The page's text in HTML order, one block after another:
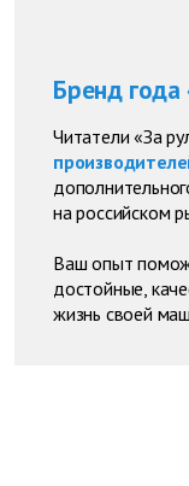
Бренд года
Читатели «За
на российском
Ваш опыт
достойные,
жизнь своей